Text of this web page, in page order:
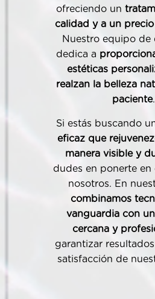
ofreciendo un
calidad y a un
Nuestro equipo de
dedica a
estéticas
realzan la belleza
paciente.
Si estás buscando
eficaz que
manera visible y
dudes en ponerte en
nosotros. En
combinamos
vanguardia con
cercana y
garantizar
satisfacción de